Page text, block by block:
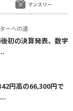
ーへの道
初の決算発表、数字
円高の66,300円で
マンスリー